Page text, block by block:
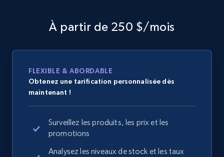
À partir de 250 $/mois
FLEXIBLE & ABORDABLE
Obtenez une tarification personnalisée dès
maintenant !
Surveillez les produits, les prix et les
promotions
Analysez les niveaux de stock et les taux